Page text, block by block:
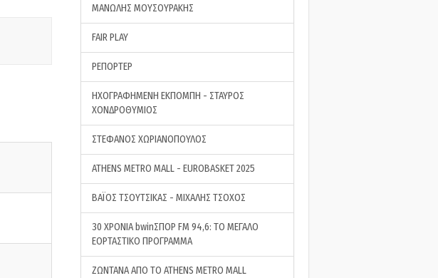
ΜΑΝΩΛΗΣ ΜΟΥΣΟΥΡΑΚΗΣ
FAIR PLAY
ΡΕΠΟΡΤΕΡ
ΗΧΟΓΡΑΦΗΜΕΝΗ ΕΚΠΟΜΠΗ - ΣΤΑΥΡΟΣ
ΧΟΝΔΡΟΘΥΜΙΟΣ
ΣΤΕΦΑΝΟΣ ΧΩΡΙΑΝΟΠΟΥΛΟΣ
ATHENS METRO MALL - EUROBASKET 2025
ΒΑΪΟΣ ΤΣΟΥΤΣΙΚΑΣ - ΜΙΧΑΛΗΣ ΤΣΟΧΟΣ
30 ΧΡΟΝΙΑ bwinΣΠΟΡ FM 94,6: ΤΟ ΜΕΓΑΛΟ
ΕΟΡΤΑΣΤΙΚΟ ΠΡΟΓΡΑΜΜΑ
ΖΩΝΤΑΝΑ ΑΠΟ ΤΟ ATHENS METRO MALL